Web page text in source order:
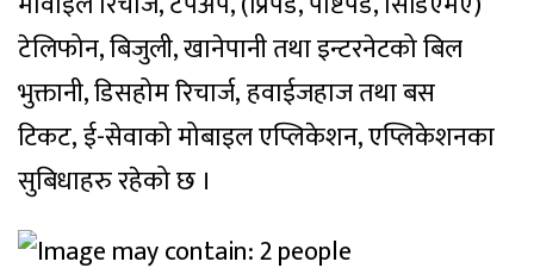
टेलिफोन, बिजुली, खानेपानी तथा इन्टरनेटको बिल
भुक्तानी, डिसहोम रिचार्ज, हवाईजहाज तथा बस
टिकट, ई-सेवाको मोबाइल एप्लिकेशन, एप्लिकेशनका
सुबिधाहरु रहेको छ ।